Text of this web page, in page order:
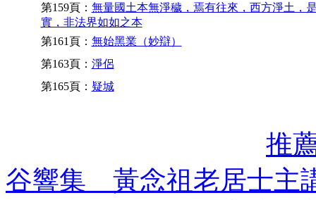
第159頁： 無量國土本無淨穢，焉有往來，西方淨土，
實，非法界如如之本
第161頁： 無始黑業（妙辯）
第163頁： 淨侶
第165頁： 疑城
推
谷響集 黃念祖老居士主